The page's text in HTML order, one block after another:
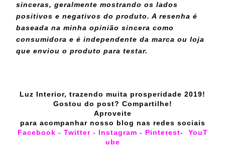
sinceras, geralmente mostrando os lados
positivos e negativos do produto. A resenha é
baseada na minha opinião sincera como
consumidora e é independente da marca ou loja
que enviou o produto para testar.
Luz Interior, trazendo muita prosperidade 2019!
Gostou do post? Compartilhe!
Aproveite
para acompanhar nosso blog nas redes sociais
Facebook - Twitter- Instagram - Pinterest-
YouT
ube